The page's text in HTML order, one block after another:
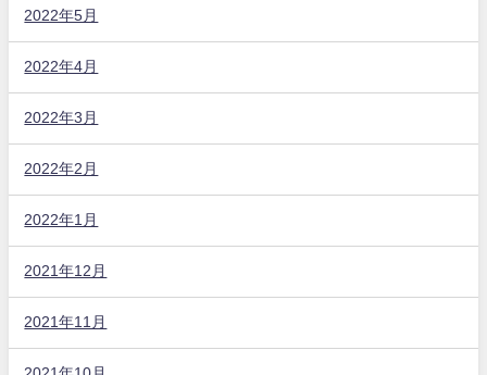
2022年5月
2022年4月
2022年3月
2022年2月
2022年1月
2021年12月
2021年11月